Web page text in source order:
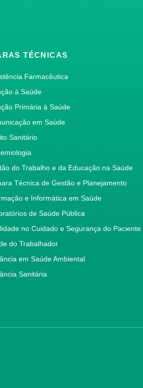
TÉCNICAS
Farmacêutica
à Saúde
Primária à Saúde
em Saúde
Sanitário
do Trabalho e da Educação na Saúde
Técnica de Gestão e Planejamento
e Informática em Saúde
de Saúde Pública
no Cuidado e Segurança do Paciente
do Trabalhador
em Saúde Ambiental
Sanitária